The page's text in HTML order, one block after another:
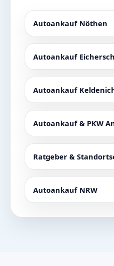
Autoankauf Nöthen
Autoankauf
Autoankauf
Autoankauf & PKW
Ratgeber &
Autoankauf NRW